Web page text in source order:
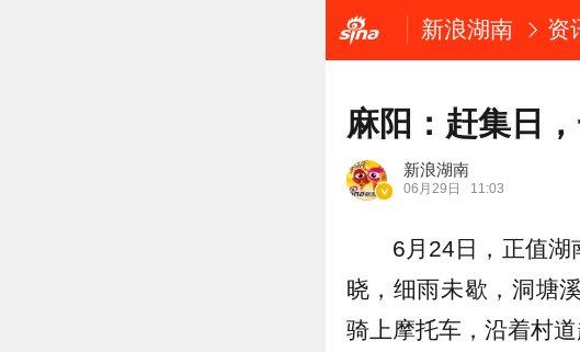
新浪湖南 资
麻阳：赶集日
新浪湖南
06月29日 11:03
6月24日，正值湖
晓，细雨未歇，洞塘
骑上摩托车，沿着村道